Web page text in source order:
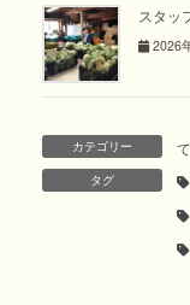
スタッ
2026
カテゴリー
タグ